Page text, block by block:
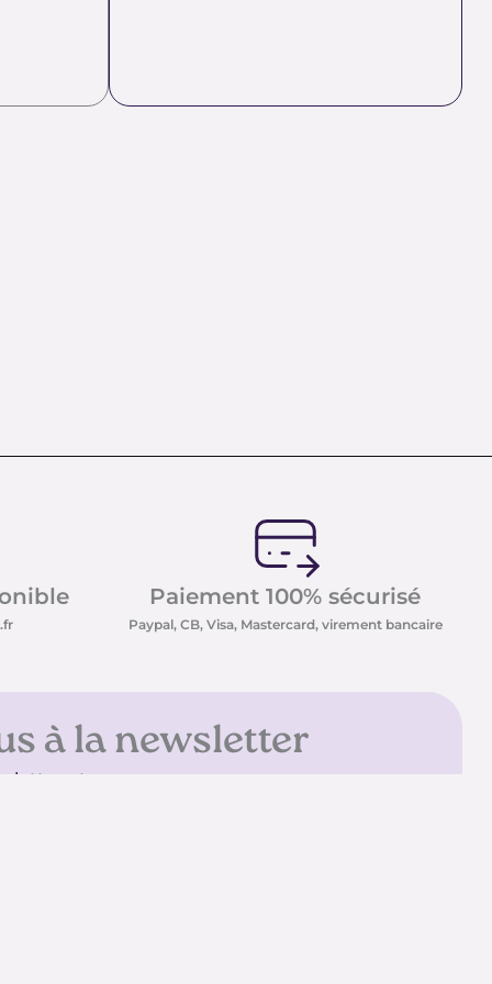
Paiement 100% sécurisé
Paypal, CB, Visa, Mastercard, virement bancaire
à la newsletter
et recevez nos